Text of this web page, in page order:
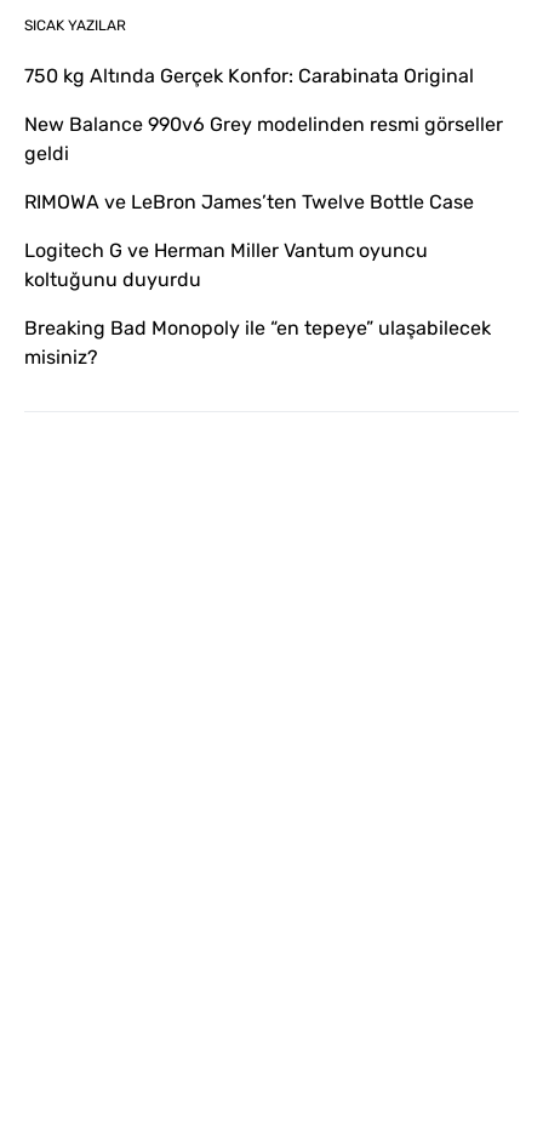
SICAK YAZILAR
750 kg Altında Gerçek Konfor: Carabinata Original
New Balance 990v6 Grey modelinden resmi görseller
geldi
RIMOWA ve LeBron James’ten Twelve Bottle Case
Logitech G ve Herman Miller Vantum oyuncu
koltuğunu duyurdu
Breaking Bad Monopoly ile “en tepeye” ulaşabilecek
misiniz?